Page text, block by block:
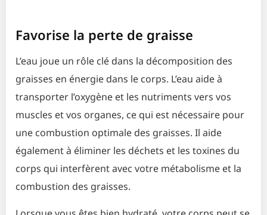
Favorise la perte de graisse
L’eau joue un rôle clé dans la décomposition des
graisses en énergie dans le corps. L’eau aide à
transporter l’oxygène et les nutriments vers vos
muscles et vos organes, ce qui est nécessaire pour
une combustion optimale des graisses. Il aide
également à éliminer les déchets et les toxines du
corps qui interfèrent avec votre métabolisme et la
combustion des graisses.